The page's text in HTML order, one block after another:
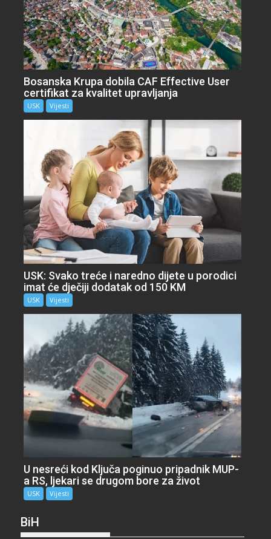
Bosanska Krupa dobila CAF Effective User
certifikat za kvalitet upravljanja
USK Vijesti
USK: Svako treće i naredno dijete u porodici
imat će dječiji dodatak od 150 KM
USK Vijesti
U nesreći kod Ključa poginuo pripadnik MUP-
a RS, ljekari se drugom bore za život
USK Vijesti
BiH